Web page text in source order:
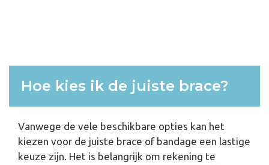
Hoe kies ik de juiste brace?
Vanwege de vele beschikbare opties kan het
kiezen voor de juiste brace of bandage een lastige
keuze zijn. Het is belangrijk om rekening te